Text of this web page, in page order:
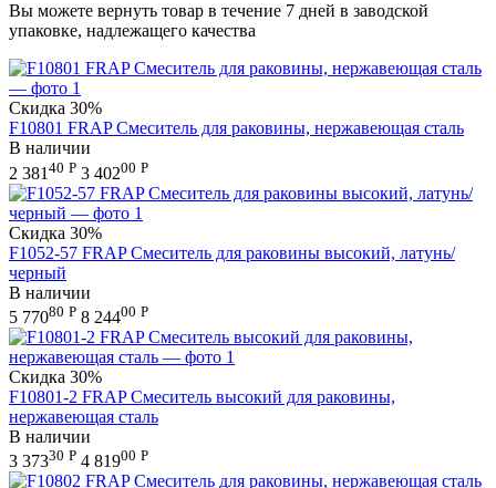
Вы можете вернуть товар в течение 7 дней в заводской
упаковке, надлежащего качества
Скидка 30%
F10801 FRAP Смеситель для раковины, нержавеющая сталь
В наличии
2 381 40 Р 3 40200 Р
Скидка 30%
F1052-57 FRAP Смеситель для раковины высокий, латунь/
черный
В наличии
5 77080 Р 8 24400 Р
Скидка 30%
F10801-2 FRAP Смеситель высокий для раковины,
нержавеющая сталь
В наличии
3 37330 Р 4 81900 Р